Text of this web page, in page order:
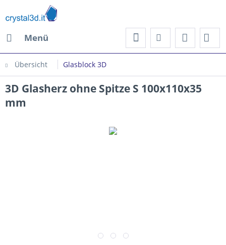
Menü
Übersicht Glasblock 3D
3D Glasherz ohne Spitze S 100x110x35
mm